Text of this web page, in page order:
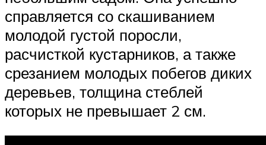
справляется со скашиванием
молодой густой поросли,
расчисткой кустарников, а также
срезанием молодых побегов диких
деревьев, толщина стеблей
которых не превышает 2 см.